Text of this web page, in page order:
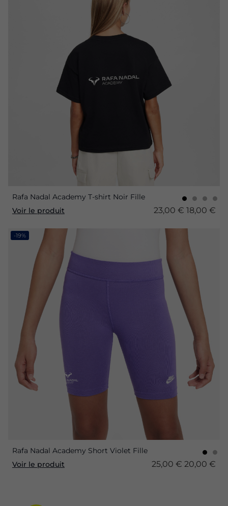
Rafa Nadal Academy T-shirt Noir Fille
Voir le produit
23,00 € 18,00 €
-19%
Rafa Nadal Academy Short Violet Fille
Voir le produit
25,00 € 20,00 €